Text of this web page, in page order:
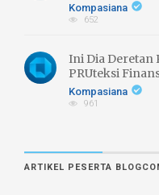
Kompasiana
652
Ini Dia Deretan
PRUteksi
Kompasiana
961
ARTIKEL PESERTA